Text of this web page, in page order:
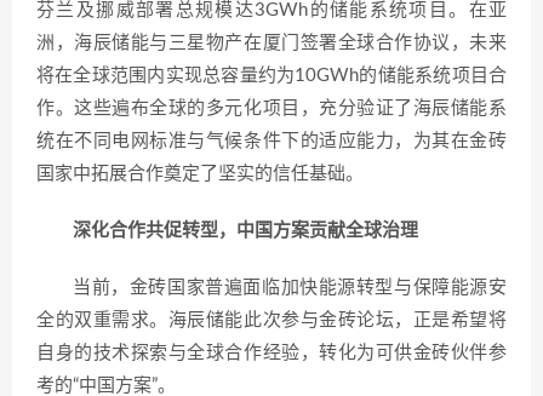
芬兰及挪威部署总规模达3GWh的储能系统项目。在亚
洲，海辰储能与三星物产在厦门签署全球合作协议，未来
将在全球范围内实现总容量约为10GWh的储能系统项目合
作。这些遍布全球的多元化项目，充分验证了海辰储能系
统在不同电网标准与气候条件下的适应能力，为其在金砖
国家中拓展合作奠定了坚实的信任基础。
深化合作共促转型，中国方案贡献全球治理
当前，金砖国家普遍面临加快能源转型与保障能源安
全的双重需求。海辰储能此次参与金砖论坛，正是希望将
自身的技术探索与全球合作经验，转化为可供金砖伙伴参
考的“中国方案”。